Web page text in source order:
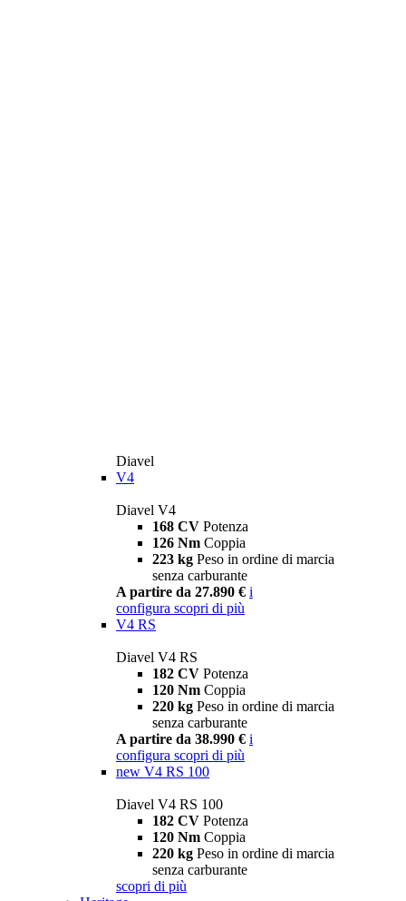
Diavel
V4
Diavel V4
168 CV Potenza
126 Nm Coppia
223 kg Peso in ordine di marcia
senza carburante
A partire da 27.890 € i
configura scopri di più
V4 RS
Diavel V4 RS
182 CV Potenza
120 Nm Coppia
220 kg Peso in ordine di marcia
senza carburante
A partire da 38.990 € i
configura scopri di più
new V4 RS 100
Diavel V4 RS 100
182 CV Potenza
120 Nm Coppia
220 kg Peso in ordine di marcia
senza carburante
scopri di più